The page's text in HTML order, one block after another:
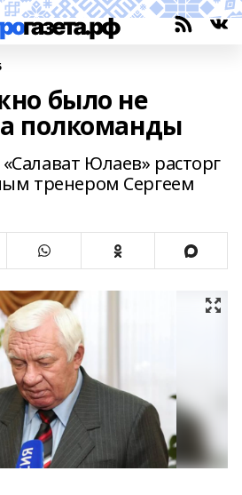
было не
полкоманды
Юлаев» расторг
тренером Сергеем